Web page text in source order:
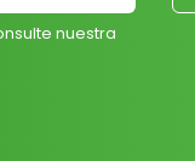
nuestra